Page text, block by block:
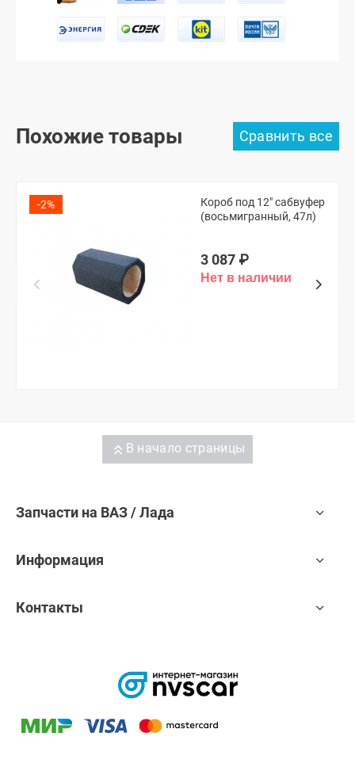
Похожие товары
-2%
Короб под 12" сабвуфер
(восьмигранный, 47л)
3 087 ₽
В начало страницы
Запчасти на ВАЗ / Лада
Информация
Контакты